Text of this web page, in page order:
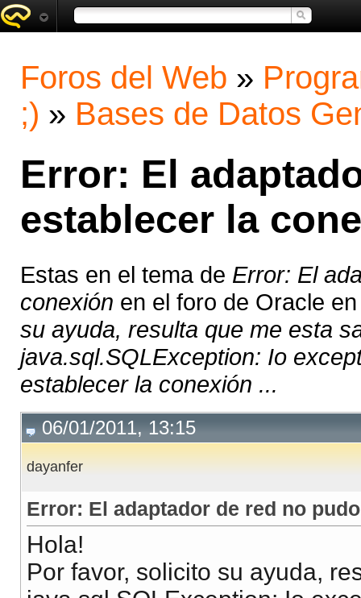
Foros del Web »
;) » Bases de Datos
Error: El
establecer la
Estas en el tema de Error: El
conexión en el foro de Oracle
su ayuda, resulta que me esta
java.sql.SQLException: Io
establecer la conexión ...
06/01/2011, 13:15
dayanfer
Error: El adaptador de red no
Hola!
Por favor, solicito su ayuda,